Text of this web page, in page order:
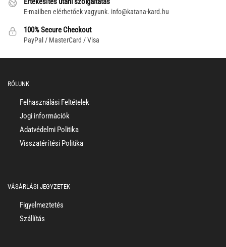
E-mailben elérhetőek vagyunk. info@katana-kard.hu
100% Secure Checkout
PayPal / MasterCard / Visa
RÓLUNK
Felhasználási Feltételek
Jogi információk
Adatvédelmi Politika
Visszatérítési Politika
VÁSÁRLÁSI JEGYZETEK
Figyelmeztetés
Szállítás